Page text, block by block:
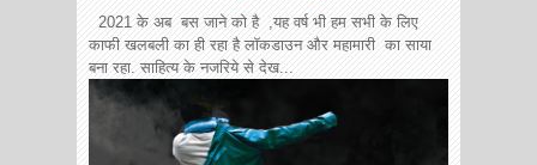
2021 के अब बस जाने को है ,यह वर्ष भी हम सभी के लिए
काफी खलबली का ही रहा है लॉकडाउन और महामारी का साया
बना रहा. साहित्य के नजरिये से देख...